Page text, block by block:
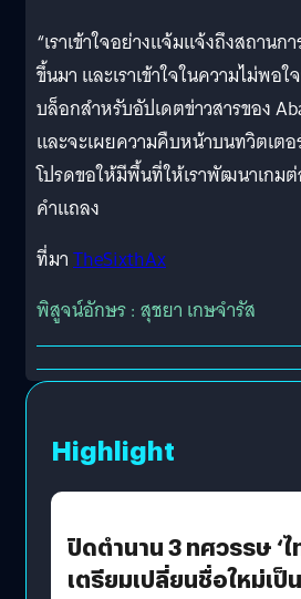
“เราเข้าใจอย่างแจ้มแจ้งถึงสถาน
ขึ้นมา และเราเข้าใจในความไม่พอ
บล็อกสำหรับอัปเดตข่าวสารของ
และจะเผยความคืบหน้าบนทวิตเต
โปรดขอให้มีพื้นที่ให้เราพัฒนาเกมต่
คำแถลง
ที่มาTheSixthAx
พิสูจน์อักษร : สุชยา เกษจำรัส
Highlight
ปิดตำนาน 3 ทศวรรษ ‘ไ
เตรียมเปลี่ยนชื่อใหม่เป็